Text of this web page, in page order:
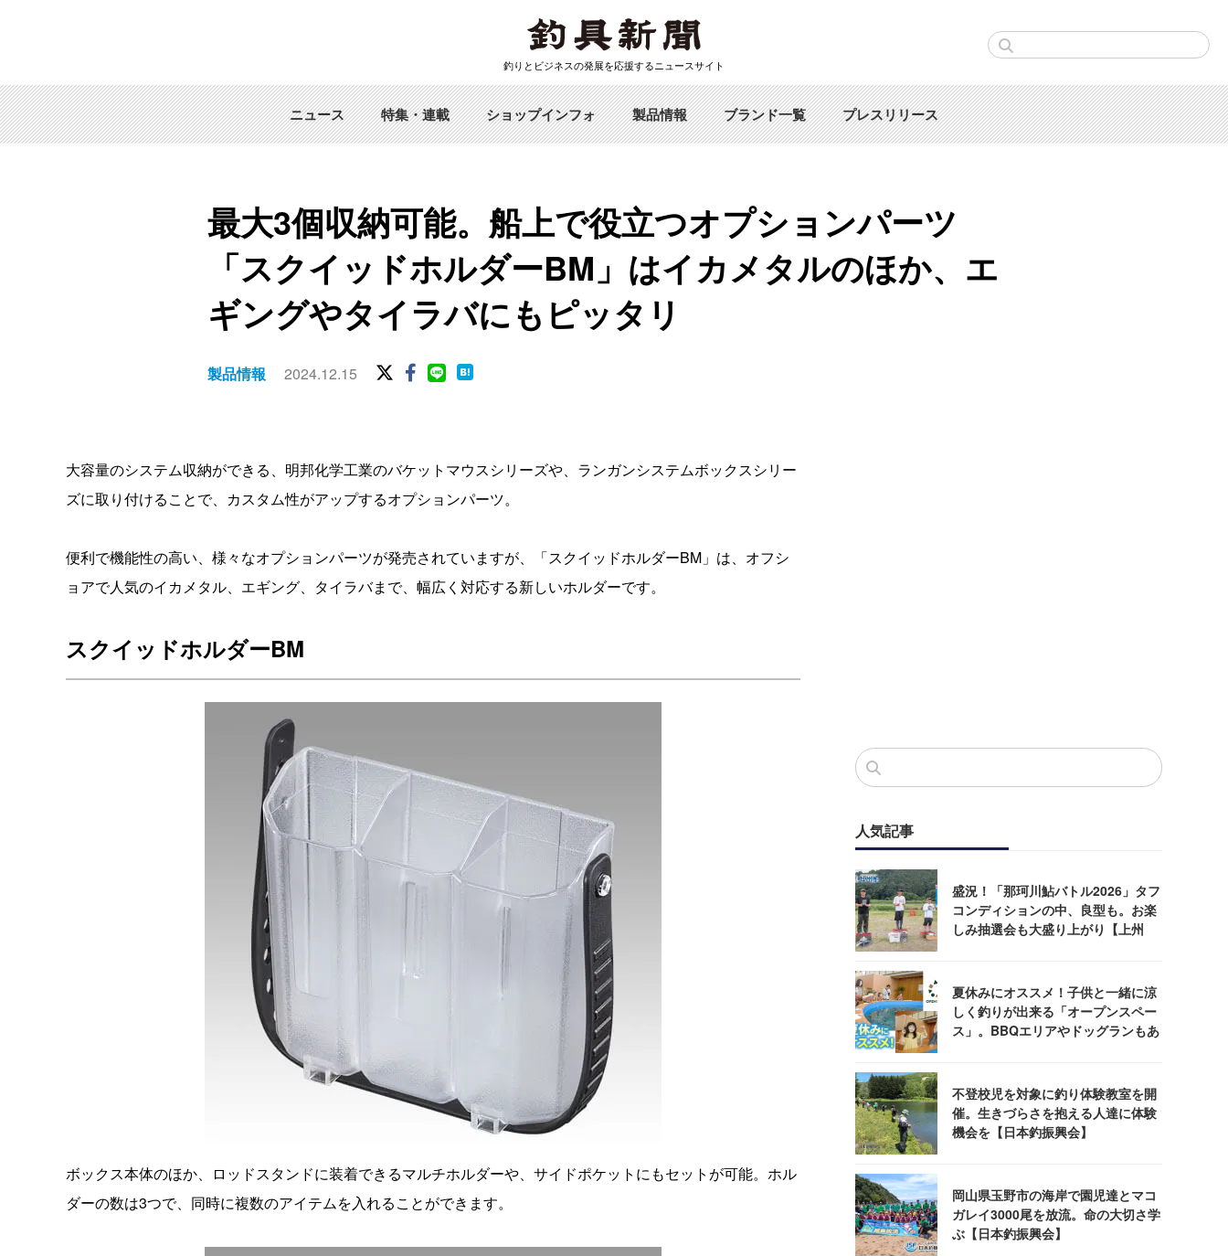
釣りとビジネスの発展を応援するニュースサイト
ニュース 特集・連載 ショップインフォ 製品情報 ブランド一覧 プレスリリース
最大3個収納可能。船上で役立つオプションパーツ
「スクイッドホルダーBM」はイカメタルのほか、エ
ギングやタイラバにもピッタリ
製品情報 2024.12.15
大容量のシステム収納ができる、明邦化学工業のバケットマウスシリーズや、ランガンシステムボックスシリー
ズに取り付けることで、カスタム性がアップするオプションパーツ。
便利で機能性の高い、様々なオプションパーツが発売されていますが、「スクイッドホルダーBM」は、オフシ
ョアで人気のイカメタル、エギング、タイラバまで、幅広く対応する新しいホルダーです。
スクイッドホルダーBM
ボックス本体のほか、ロッドスタンドに装着できるマルチホルダーや、サイドポケットにもセットが可能。ホル
ダーの数は3つで、同時に複数のアイテムを入れることができます。
人気記事
盛況！「那珂川鮎バトル2026」タフ
コンディションの中、良型も。お楽
しみ抽選会も大盛り上がり【上州
夏休みにオススメ！子供と一緒に涼
しく釣りが出来る「オープンスペー
ス」。BBQエリアやドッグランもあ
不登校児を対象に釣り体験教室を開
催。生きづらさを抱える人達に体験
機会を【日本釣振興会】
岡山県玉野市の海岸で園児達とマコ
ガレイ3000尾を放流。命の大切さ学
ぶ【日本釣振興会】